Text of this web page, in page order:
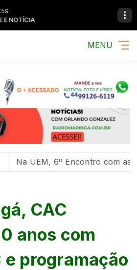
E NOTÍCIA MÚSICA,
MENU
6º Encontro com as
CAC
anos com
e programação